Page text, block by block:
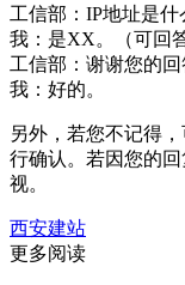
工信部：IP地址是什
我：是XX。（可回
工信部：谢谢您的回
我：好的。
另外，若您不记得
行确认。若因您的
视。
西安建站
更多阅读